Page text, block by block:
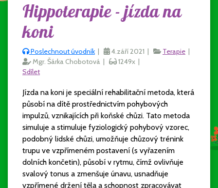
Hippoterapie - jízda na
koni
Poslechnout úvodník | 4.září 2021 | Terapie |
Mgr. Šárka Chobotová |
1249x |
Sdílet
Jízda na koni je speciální rehabilitační metoda, která
působí na dítě prostřednictvím pohybových
impulzů, vznikajících při koňské chůzi. Tato metoda
simuluje a stimuluje fyziologický pohybový vzorec,
podobný lidské chůzi, umožňuje chůzový trénink
trupu ve vzpřímeném postavení (s vyřazením
dolních končetin), působí v rytmu, čímž ovlivňuje
svalový tonus a zmenšuje únavu, usnadňuje
vzpřímené držení těla a schopnost zpracovávat